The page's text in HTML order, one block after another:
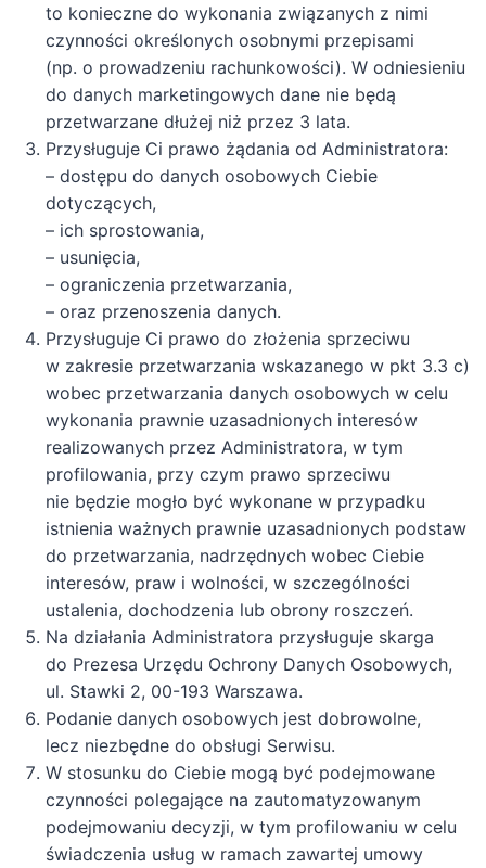
to konieczne do wykonania związanych z nimi
czynności określonych osobnymi przepisami
(np. o prowadzeniu rachunkowości). W odniesieniu
do danych marketingowych dane nie będą
przetwarzane dłużej niż przez 3 lata.
Przysługuje Ci prawo żądania od Administratora:
– dostępu do danych osobowych Ciebie
dotyczących,
– ich sprostowania,
– usunięcia,
– ograniczenia przetwarzania,
– oraz przenoszenia danych.
Przysługuje Ci prawo do złożenia sprzeciwu
w zakresie przetwarzania wskazanego w pkt 3.3 c)
wobec przetwarzania danych osobowych w celu
wykonania prawnie uzasadnionych interesów
realizowanych przez Administratora, w tym
profilowania, przy czym prawo sprzeciwu
nie będzie mogło być wykonane w przypadku
istnienia ważnych prawnie uzasadnionych podstaw
do przetwarzania, nadrzędnych wobec Ciebie
interesów, praw i wolności, w szczególności
ustalenia, dochodzenia lub obrony roszczeń.
Na działania Administratora przysługuje skarga
do Prezesa Urzędu Ochrony Danych Osobowych,
ul. Stawki 2, 00-193 Warszawa.
Podanie danych osobowych jest dobrowolne,
lecz niezbędne do obsługi Serwisu.
W stosunku do Ciebie mogą być podejmowane
czynności polegające na zautomatyzowanym
podejmowaniu decyzji, w tym profilowaniu w celu
świadczenia usług w ramach zawartej umowy